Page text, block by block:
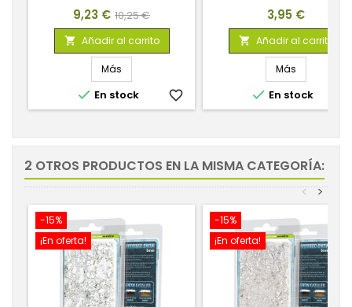
Precio
9,23 € Precio
base
10,25 €
 Añadir al carrito
Más
 En stock favorite_border
Precio
3,95 €
 Añadir al carrito
Más
 En stock
2 OTROS PRODUCTOS EN LA MISMA CATEGORÍA:
>
<
-15%
¡En oferta!
-15%
¡En oferta!